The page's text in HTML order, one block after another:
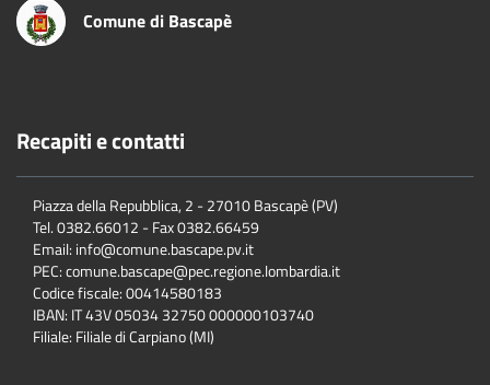
Comune di Bascapè
Recapiti e contatti
Piazza della Repubblica, 2 - 27010 Bascapè (PV)
Tel. 0382.66012 - Fax 0382.66459
Email: info@comune.bascape.pv.it
PEC: comune.bascape@pec.regione.lombardia.it
Codice fiscale: 00414580183
IBAN: IT 43V 05034 32750 000000103740
Filiale: Filiale di Carpiano (MI)